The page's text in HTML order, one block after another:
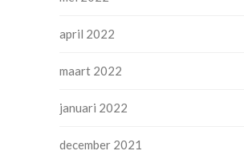
april 2022
maart 2022
januari 2022
december 2021